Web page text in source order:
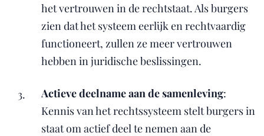
het vertrouwen in de rechtstaat. Als burgers
zien dat het systeem eerlijk en rechtvaardig
functioneert, zullen ze meer vertrouwen
hebben in juridische beslissingen.
Actieve deelname aan de samenleving:
Kennis van het rechtssysteem stelt burgers in
staat om actief deel te nemen aan de